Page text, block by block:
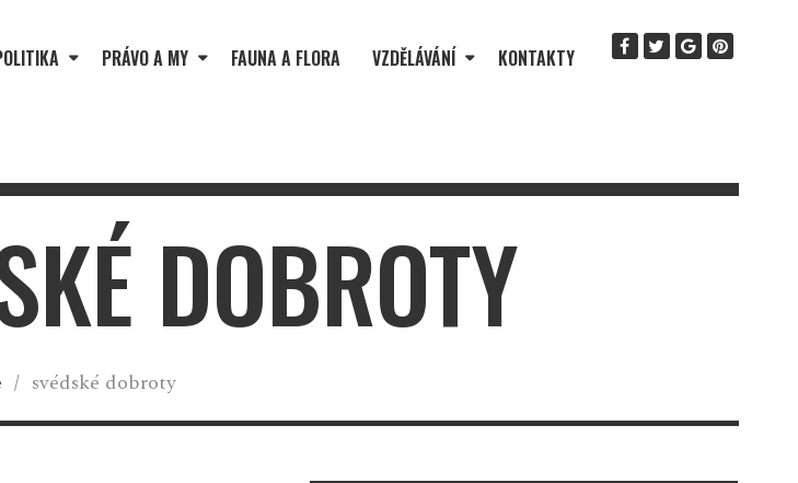
PRÁVO A MY FAUNA A FLORA VZDĚLÁVÁNÍ KONTAKTY
DOBROTY
/ svédské dobroty